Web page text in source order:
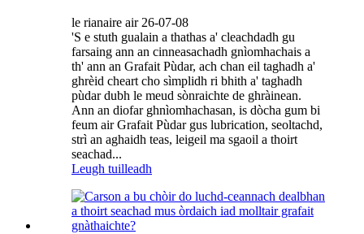
le rianaire air 26-07-08
'S e stuth gualain a thathas a' cleachdadh gu
farsaing ann an cinneasachadh gnìomhachais a
th' ann an Grafait Pùdar, ach chan eil taghadh a'
ghrèid cheart cho sìmplidh ri bhith a' taghadh
pùdar dubh le meud sònraichte de ghràinean.
Ann an diofar ghnìomhachasan, is dòcha gum bi
feum air Grafait Pùdar gus lubrication, seoltachd,
strì an aghaidh teas, leigeil ma sgaoil a thoirt
seachad...
Leugh tuilleadh